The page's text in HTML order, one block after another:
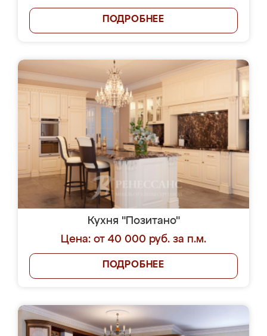
ПОДРОБНЕЕ
Кухня "Позитано"
Цена: от 40 000 руб. за п.м.
ПОДРОБНЕЕ